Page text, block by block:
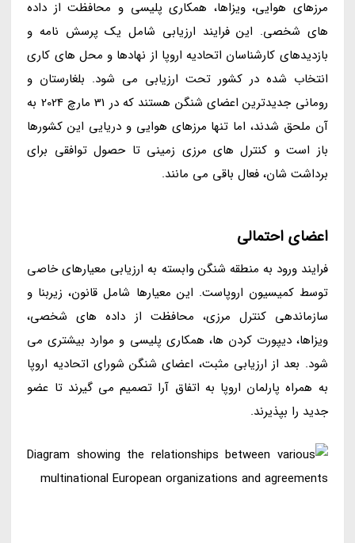
مرزهای هوایی، ویزاها، همکاری پلیسی و محافظت از داده
های شخصی. این فرایند ارزیابی شامل یک پرسش نامه و
بازدیدهای کارشناسان اتحادیه اروپا از نهادها و محل های کاری
انتخاب شده در کشور تحت ارزیابی می شود. بلغارستان و
رومانی جدیدترین اعضای شنگن هستند که در 31 مارچ 2024 به
آن ملحق شدند، اما تنها مرزهای هوایی و دریایی این کشورها
باز است و کنترل های مرزی زمینی تا حصول توافقی برای
برداشت شان، فعال باقی می مانند.
اعضای احتمالی
فرایند ورود به منطقه شنگن وابسته به ارزیابی معیارهای خاصی
توسط کمیسیون اروپاست. این معیارها شامل قانون، زیربنا و
سازماندهی کنترل مرزی، محافظت از داده های شخصی،
ویزاها، دیپورت کردن ها، همکاری پلیسی و موارد بیشتری می
شود. بعد از ارزیابی مثبت، اعضای شنگن شورای اتحادیه اروپا
به همراه پارلمان اروپا به اتفاق آرا تصمیم می گیرند تا عضو
جدید را بپذیرند.